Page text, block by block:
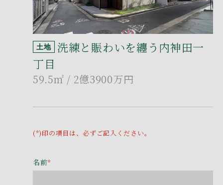
土地
洗練と賑わいを纏う内神田一
丁目
59.5㎡ / 2億3900万円
(*)印の項目は、必ずご記入ください。
名前*